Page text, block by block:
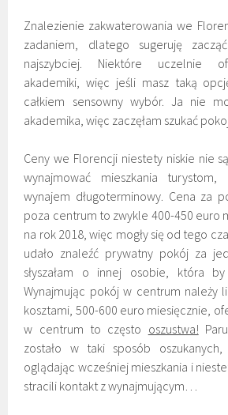
Znalezienie zakwaterowania we
zadaniem, dlatego sugeruję
najszybciej. Niektóre uczelnie
akademiki, więc jeśli masz taką
całkiem sensowny wybór. Ja nie
akademika, więc zaczęłam szukać
Ceny we Florencji niestety niskie nie
wynajmować mieszkania
wynajem długoterminowy. Cena za
poza centrum to zwykle 400-450 euro
na rok 2018, więc mogły się od tego
udało znaleźć prywatny pokój za
słyszałam o innej osobie, która by
Wynajmując pokój w centrum należy
kosztami, 500-600 euro miesięcznie,
w centrum to często oszustwa!
zostało w taki sposób
oglądając wcześniej mieszkania i
stracili kontakt z wynajmującym…